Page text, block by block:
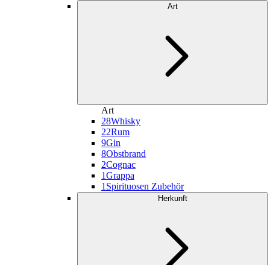
Art
Art
28Whisky
22Rum
9Gin
8Obstbrand
2Cognac
1Grappa
1 Spirituosen Zubehör
Herkunft